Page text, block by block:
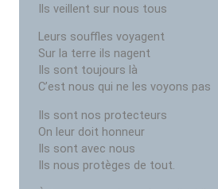
Ils veillent sur nous tous
Leurs souffles voyagent
Sur la terre ils nagent
Ils sont toujours là
C’est nous qui ne les voyons pas
Ils sont nos protecteurs
On leur doit honneur
Ils sont avec nous
Ils nous protèges de tout.